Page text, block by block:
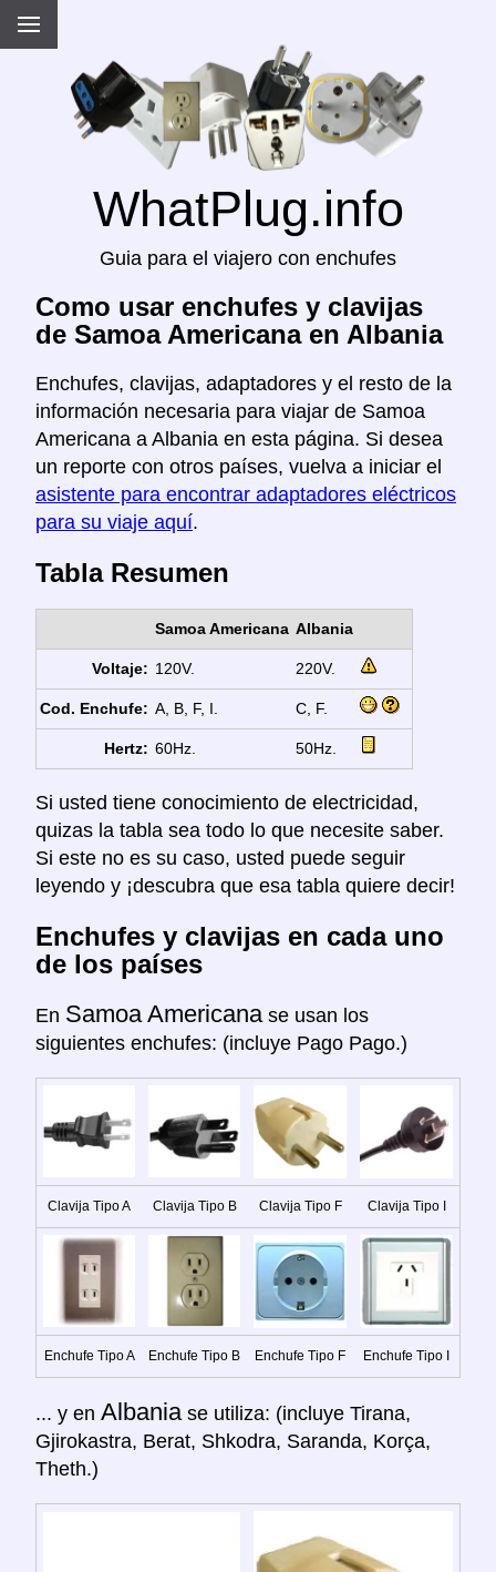
WhatPlug.info
Guia para el viajero con enchufes
Como usar enchufes y clavijas
de Samoa Americana en Albania
Enchufes, clavijas, adaptadores y el resto de la
información necesaria para viajar de Samoa
Americana a Albania en esta página. Si desea
un reporte con otros países, vuelva a iniciar el
asistente para encontrar adaptadores eléctricos
para su viaje aquí.
Tabla Resumen
Samoa Americana Albania
Voltaje: 120V. 220V.
Cod. Enchufe: A, B, F, I. C, F.
Hertz: 60Hz. 50Hz.
Si usted tiene conocimiento de electricidad,
quizas la tabla sea todo lo que necesite saber.
Si este no es su caso, usted puede seguir
leyendo y ¡descubra que esa tabla quiere decir!
Enchufes y clavijas en cada uno
de los países
En Samoa Americana se usan los
siguientes enchufes: (incluye Pago Pago.)
Clavija Tipo A Clavija Tipo B Clavija Tipo F Clavija Tipo I
Enchufe Tipo A Enchufe Tipo B Enchufe Tipo F Enchufe Tipo I
... y en Albania se utiliza: (incluye Tirana,
Gjirokastra, Berat, Shkodra, Saranda, Korça,
Theth.)